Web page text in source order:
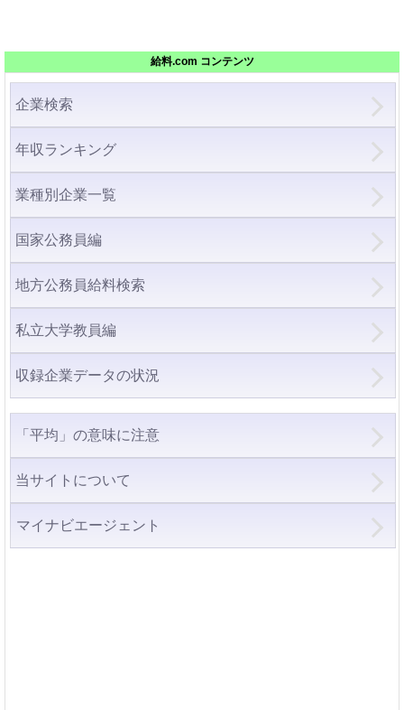
給料.com コンテンツ
企業検索
年収ランキング
業種別企業一覧
国家公務員編
地方公務員給料検索
私立大学教員編
収録企業データの状況
「平均」の意味に注意
当サイトについて
マイナビエージェント